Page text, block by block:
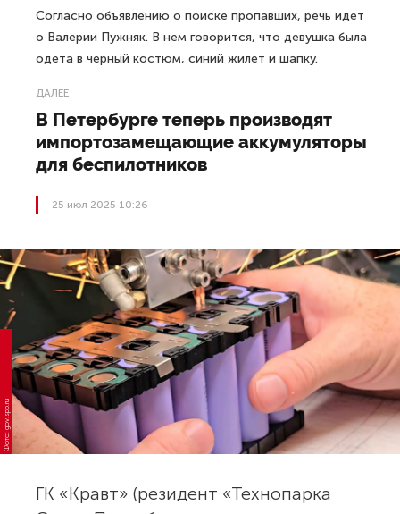
Согласно объявлению о поиске пропавших, речь идет
о Валерии Пужняк. В нем говорится, что девушка была
одета в черный костюм, синий жилет и шапку.
ДАЛЕЕ
В Петербурге теперь производят
импортозамещающие аккумуляторы
для беспилотников
25 июл 2025 10:26
Фото: gov.spb.ru
ГК «Кравт» (резидент «Технопарка